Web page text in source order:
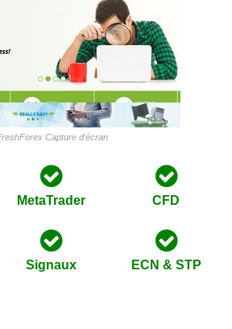
Capture d'écran
MetaTrader CFD
Signaux ECN & STP